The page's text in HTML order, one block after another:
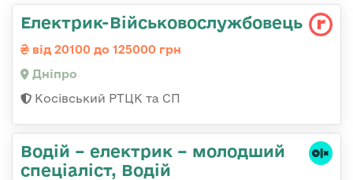
Електрик-Військовослужбовець
від 20100 до 125000 грн
Дніпро
Косівський РТЦК та СП
Водій – електрик – молодший
спеціаліст, Водій